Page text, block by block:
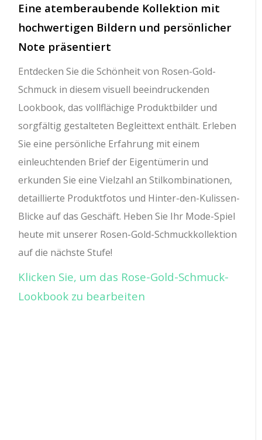
Eine atemberaubende Kollektion mit
hochwertigen Bildern und persönlicher
Note präsentiert
Entdecken Sie die Schönheit von Rosen-Gold-
Schmuck in diesem visuell beeindruckenden
Lookbook, das vollflächige Produktbilder und
sorgfältig gestalteten Begleittext enthält. Erleben
Sie eine persönliche Erfahrung mit einem
einleuchtenden Brief der Eigentümerin und
erkunden Sie eine Vielzahl an Stilkombinationen,
detaillierte Produktfotos und Hinter-den-Kulissen-
Blicke auf das Geschäft. Heben Sie Ihr Mode-Spiel
heute mit unserer Rosen-Gold-Schmuckkollektion
auf die nächste Stufe!
Klicken Sie, um das Rose-Gold-Schmuck-
Lookbook zu bearbeiten